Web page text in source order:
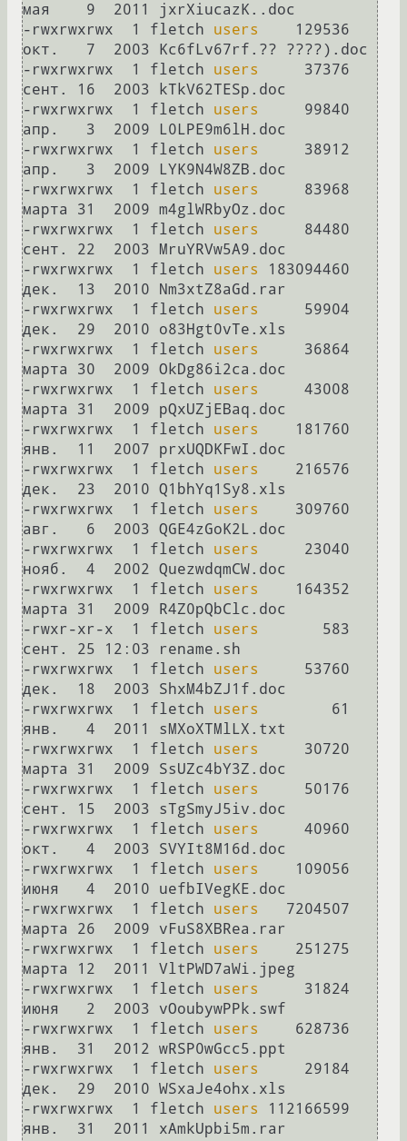
мая    9  2011 jxrXiucazK..doc
-rwxrwxrwx  1 fletch users
    129536
окт.   7  2003 Kc6fLv67rf.?? ????).doc
-rwxrwxrwx  1 fletch users
     37376
сент. 16  2003 kTkV62TESp.doc
-rwxrwxrwx  1 fletch users
     99840
апр.   3  2009 L0LPE9m6lH.doc
-rwxrwxrwx  1 fletch users
     38912
апр.   3  2009 LYK9N4W8ZB.doc
-rwxrwxrwx  1 fletch users
     83968
марта 31  2009 m4glWRbyOz.doc
-rwxrwxrwx  1 fletch users
     84480
сент. 22  2003 MruYRVw5A9.doc
-rwxrwxrwx  1 fletch users
183094460
дек.  13  2010 Nm3xtZ8aGd.rar
-rwxrwxrwx  1 fletch users
     59904
дек.  29  2010 o83Hgt0vTe.xls
-rwxrwxrwx  1 fletch users
     36864
марта 30  2009 OkDg86i2ca.doc
-rwxrwxrwx  1 fletch users
     43008
марта 31  2009 pQxUZjEBaq.doc
-rwxrwxrwx  1 fletch users
    181760
янв.  11  2007 prxUQDKFwI.doc
-rwxrwxrwx  1 fletch users
    216576
дек.  23  2010 Q1bhYq1Sy8.xls
-rwxrwxrwx  1 fletch users
    309760
авг.   6  2003 QGE4zGoK2L.doc
-rwxrwxrwx  1 fletch users
     23040
нояб.  4  2002 QuezwdqmCW.doc
-rwxrwxrwx  1 fletch users
    164352
марта 31  2009 R4Z0pQbClc.doc
-rwxr-xr-x  1 fletch users
       583
сент. 25 12:03 rename.sh
-rwxrwxrwx  1 fletch users
     53760
дек.  18  2003 ShxM4bZJ1f.doc
-rwxrwxrwx  1 fletch users
        61
янв.   4  2011 sMXoXTMlLX.txt
-rwxrwxrwx  1 fletch users
     30720
марта 31  2009 SsUZc4bY3Z.doc
-rwxrwxrwx  1 fletch users
     50176
сент. 15  2003 sTgSmyJ5iv.doc
-rwxrwxrwx  1 fletch users
     40960
окт.   4  2003 SVYIt8M16d.doc
-rwxrwxrwx  1 fletch users
    109056
июня   4  2010 uefbIVegKE.doc
-rwxrwxrwx  1 fletch users
   7204507
марта 26  2009 vFuS8XBRea.rar
-rwxrwxrwx  1 fletch users
    251275
марта 12  2011 VltPWD7aWi.jpeg
-rwxrwxrwx  1 fletch users
     31824
июня   2  2003 vOoubywPPk.swf
-rwxrwxrwx  1 fletch users
    628736
янв.  31  2012 wRSP0wGcc5.ppt
-rwxrwxrwx  1 fletch users
     29184
дек.  29  2010 WSxaJe4ohx.xls
-rwxrwxrwx  1 fletch users
112166599
янв.  31  2011 xAmkUpbi5m.rar